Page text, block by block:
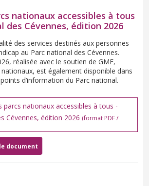
nationaux accessibles à tous
des Cévennes, édition 2026
des services destinés aux personnes
au Parc national des Cévennes.
réalisée avec le soutien de GMF,
est également disponible dans
d’information du Parc national.
parcs nationaux accessibles à tous -
Cévennes, édition 2026 (format PDF /
document